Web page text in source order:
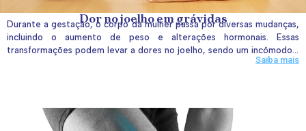
Dor no joelho em grávidas
Durante a gestação, o corpo da mulher passa por diversas mudanças,
incluindo o aumento de peso e alterações hormonais. Essas
transformações podem levar a dores no joelho, sendo um incômodo...
Saiba mais